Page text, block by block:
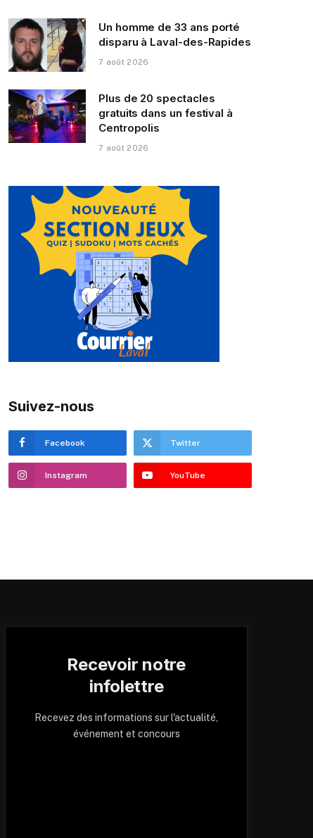
Un homme de 33 ans porté
disparu à Laval-des-Rapides
7 août 2026
Plus de 20 spectacles
gratuits dans un festival à
Centropolis
7 août 2026
Suivez-nous
Facebook Twitter
Instagram YouTube
Recevoir notre
infolettre
Recevez des informations sur l'actualité,
événement et concours